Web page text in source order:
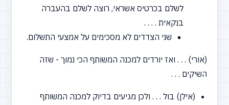
לשלם בכרטיס אשראי, רוצה לשלם בהעברה
בנקאית . . . .
שני הצדדים לא מסכימים על אמצעי התשלום.
(אורי) . . . ואז יורדים למכנה המשותף הכי נמוך - שזה
השיקים . . .
(אילן) בול . . . ולכן מגיעים בדיוק למכנה המשותף